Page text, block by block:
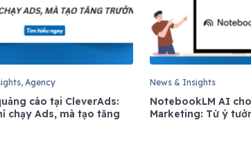
Agency
cáo tại CleverAds:
chạy Ads, mà tạo tăng
News & Insights
NotebookLM AI
Marketing: Từ ý